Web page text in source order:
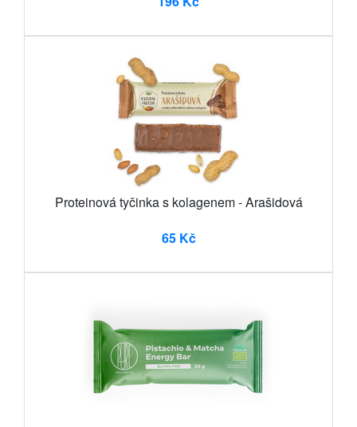
Proteinová tyčinka s kolagenem - Arašidová
65 Kč